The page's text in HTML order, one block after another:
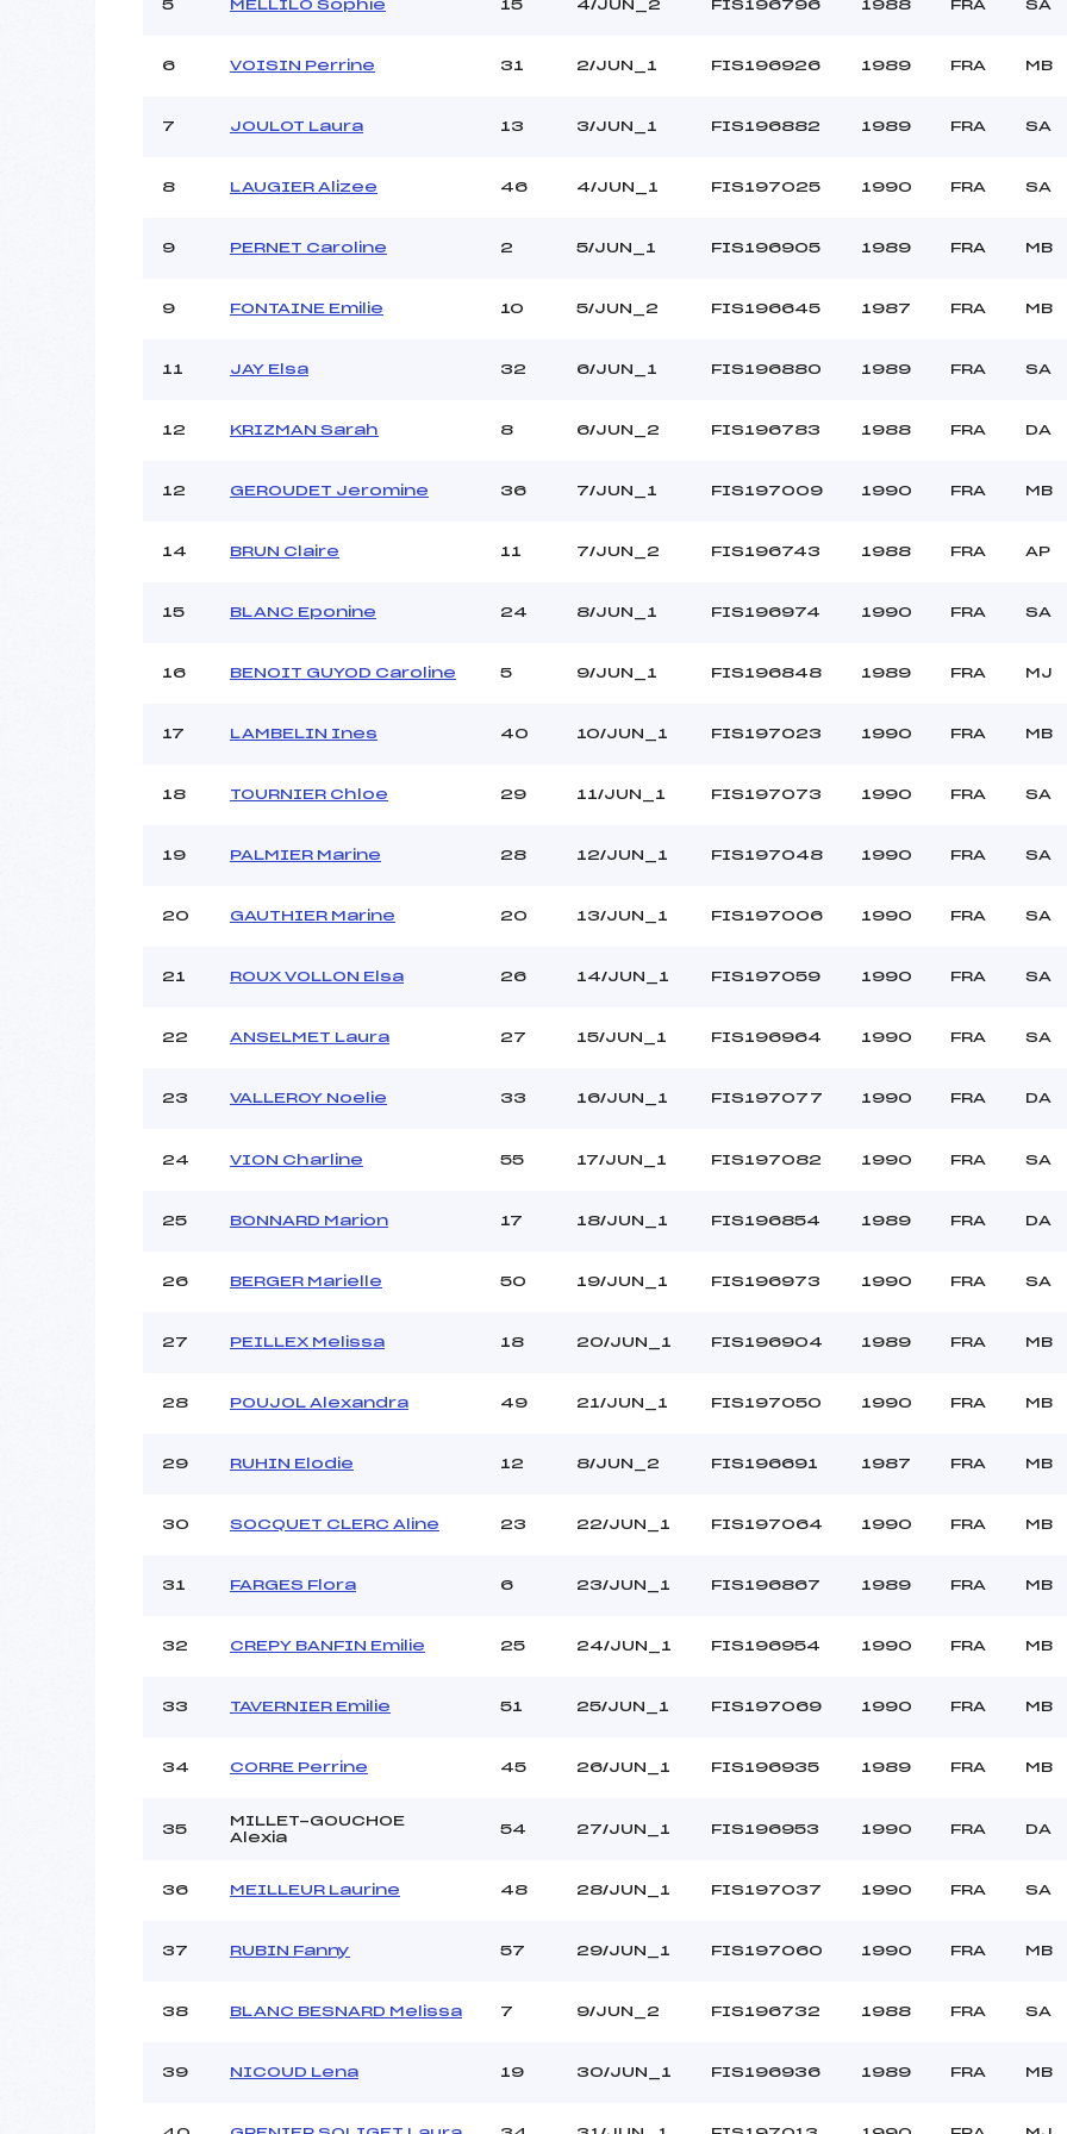
Pénalité appliquée :
72.1100
5 MELLILO Sophie 15 4/JUN_2 FIS196796 1988 FRA SA
6 VOISIN Perrine 31 2/JUN_1 FIS196926 1989 FRA MB
7 JOULOT Laura 13 3/JUN_1 FIS196882 1989 FRA SA
8 LAUGIER Alizee 46 4/JUN_1 FIS197025 1990 FRA SA
9 PERNET Caroline 2 5/JUN_1 FIS196905 1989 FRA MB
9 FONTAINE Emilie 10 5/JUN_2 FIS196645 1987 FRA MB
11 JAY Elsa 32 6/JUN_1 FIS196880 1989 FRA SA
12 KRIZMAN Sarah 8 6/JUN_2 FIS196783 1988 FRA DA
12 GEROUDET Jeromine 36 7/JUN_1 FIS197009 1990 FRA MB
14 BRUN Claire 11 7/JUN_2 FIS196743 1988 FRA AP
15 BLANC Eponine 24 8/JUN_1 FIS196974 1990 FRA SA
16 BENOIT GUYOD Caroline 5 9/JUN_1 FIS196848 1989 FRA MJ
17 LAMBELIN Ines 40 10/JUN_1 FIS197023 1990 FRA MB
18 TOURNIER Chloe 29 11/JUN_1 FIS197073 1990 FRA SA
19 PALMIER Marine 28 12/JUN_1 FIS197048 1990 FRA SA
20 GAUTHIER Marine 20 13/JUN_1 FIS197006 1990 FRA SA
21 ROUX VOLLON Elsa 26 14/JUN_1 FIS197059 1990 FRA SA
22 ANSELMET Laura 27 15/JUN_1 FIS196964 1990 FRA SA
23 VALLEROY Noelie 33 16/JUN_1 FIS197077 1990 FRA DA
24 VION Charline 55 17/JUN_1 FIS197082 1990 FRA SA
25 BONNARD Marion 17 18/JUN_1 FIS196854 1989 FRA DA
26 BERGER Marielle 50 19/JUN_1 FIS196973 1990 FRA SA
27 PEILLEX Melissa 18 20/JUN_1 FIS196904 1989 FRA MB
28 POUJOL Alexandra 49 21/JUN_1 FIS197050 1990 FRA MB
29 RUHIN Elodie 12 8/JUN_2 FIS196691 1987 FRA MB
30 SOCQUET CLERC Aline 23 22/JUN_1 FIS197064 1990 FRA MB
31 FARGES Flora 6 23/JUN_1 FIS196867 1989 FRA MB
32 CREPY BANFIN Emilie 25 24/JUN_1 FIS196954 1990 FRA MB
33 TAVERNIER Emilie 51 25/JUN_1 FIS197069 1990 FRA MB
34 CORRE Perrine 45 26/JUN_1 FIS196935 1989 FRA MB
35
MILLET-GOUCHOE
Alexia
54 27/JUN_1 FIS196953 1990 FRA DA
36 MEILLEUR Laurine 48 28/JUN_1 FIS197037 1990 FRA SA
37 RUBIN Fanny 57 29/JUN_1 FIS197060 1990 FRA MB
38 BLANC BESNARD Melissa 7 9/JUN_2 FIS196732 1988 FRA SA
39 NICOUD Lena 19 30/JUN_1 FIS196936 1989 FRA MB